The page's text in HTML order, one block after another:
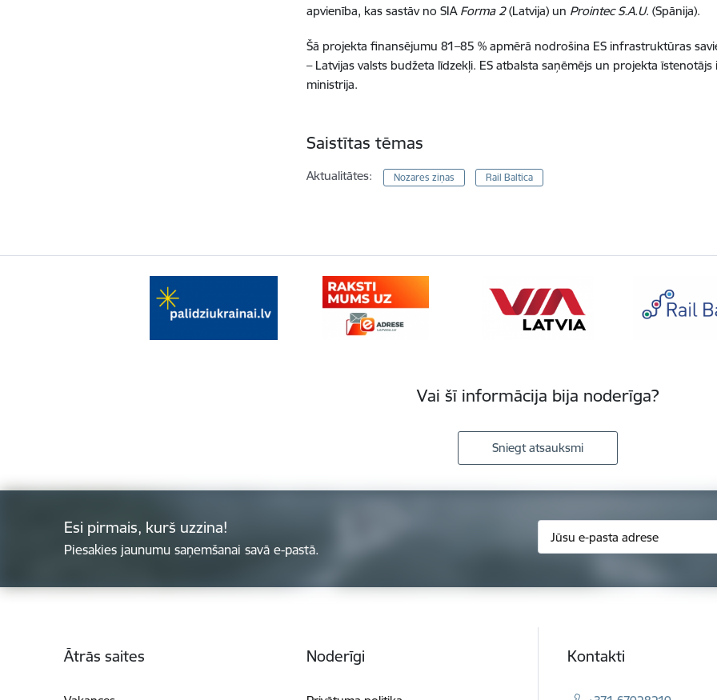
apvienība, kas sastāv no SIA Forma 2(Latvija) un ProintecS.A.U. (Spānija).
Šā projekta finansējumu 81–85 % apmērā nodrošina ES infrastruktūras
– Latvijas valsts budžeta līdzekļi. ES atbalsta saņēmējs un projekta
ministrija.
Saistītas tēmas
Aktualitātes: Nozares ziņas Rail Baltica
Vai šī informācija bija noderīga?
Sniegt atsauksmi
Esi pirmais, kurš uzzina!
Piesakies jaunumu saņemšanai savā e-pastā.
Ātrās saites Noderīgi Kontakti